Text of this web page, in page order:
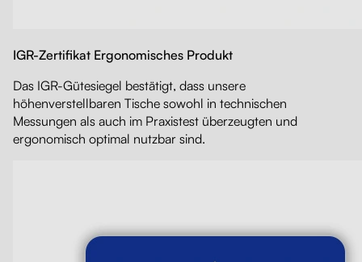
IGR-Zertifikat Ergonomisches Produkt
Das IGR-Gütesiegel bestätigt, dass unsere
höhenverstellbaren Tische sowohl in technischen
Messungen als auch im Praxistest überzeugten und
ergonomisch optimal nutzbar sind.